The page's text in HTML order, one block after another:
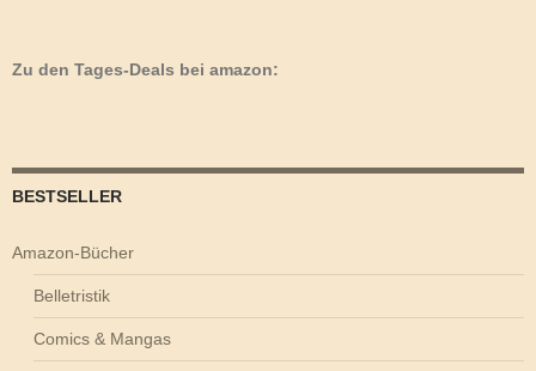
Zu den Tages-Deals bei amazon:
BESTSELLER
Amazon-Bücher
Belletristik
Comics & Mangas